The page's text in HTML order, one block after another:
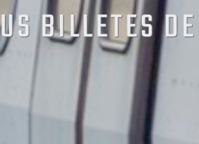
BILLETES